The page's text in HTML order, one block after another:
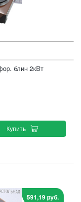
блин 2кВт
Купить
591,19 руб.